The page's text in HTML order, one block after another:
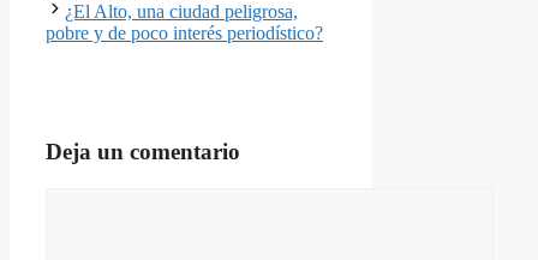
¿El Alto, una ciudad peligrosa,
pobre y de poco interés periodístico?
Deja un comentario